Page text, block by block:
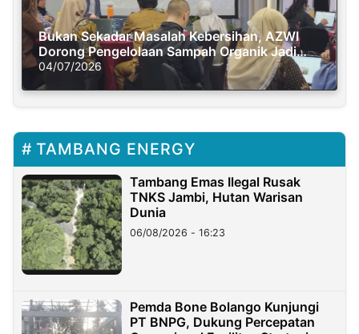
Bukan Sekadar Masalah Kebersihan, AZWI
Dorong Pengelolaan Sampah Organik Jadi
Solusi Krisis Iklim
04/07/2026
TAMBANG ENERGY
Tambang Emas Ilegal Rusak
TNKS Jambi, Hutan Warisan
Dunia
06/08/2026 - 16:23
Pemda Bone Bolango Kunjungi
PT BNPG, Dukung Percepatan